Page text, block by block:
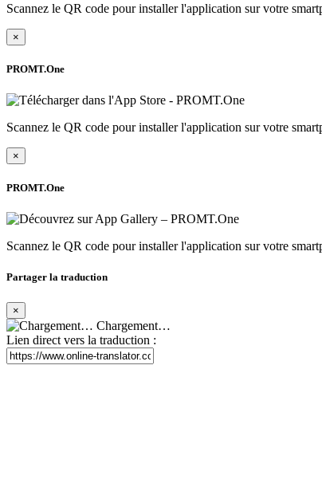
Scannez le QR code pour installer l'application sur votre
×
PROMT.One
Scannez le QR code pour installer l'application sur votre
×
PROMT.One
Scannez le QR code pour installer l'application sur votre
Partager la traduction
×
Chargement…
Lien direct vers la traduction :